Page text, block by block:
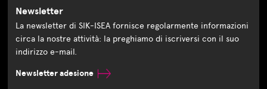
Newsletter
La newsletter di SIK-ISEA fornisce regolarmente informazioni
circa la nostre attività: la preghiamo di iscriversi con il suo
indirizzo e-mail.
Newsletter adesione